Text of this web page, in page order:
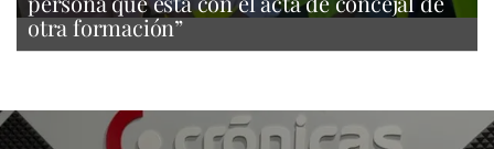
otra formación”